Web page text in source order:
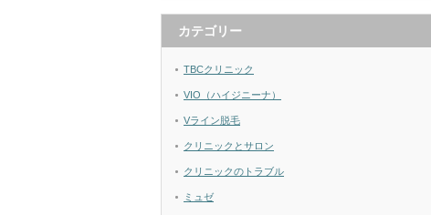
カテゴリー
TBCクリニック
VIO（ハイジニーナ）
Vライン脱毛
クリニックとサロン
クリニックのトラブル
ミュゼ